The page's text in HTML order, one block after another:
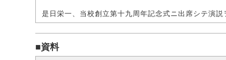
是日栄一、当校創立第十九周年記念式ニ出席シテ演説
■資料